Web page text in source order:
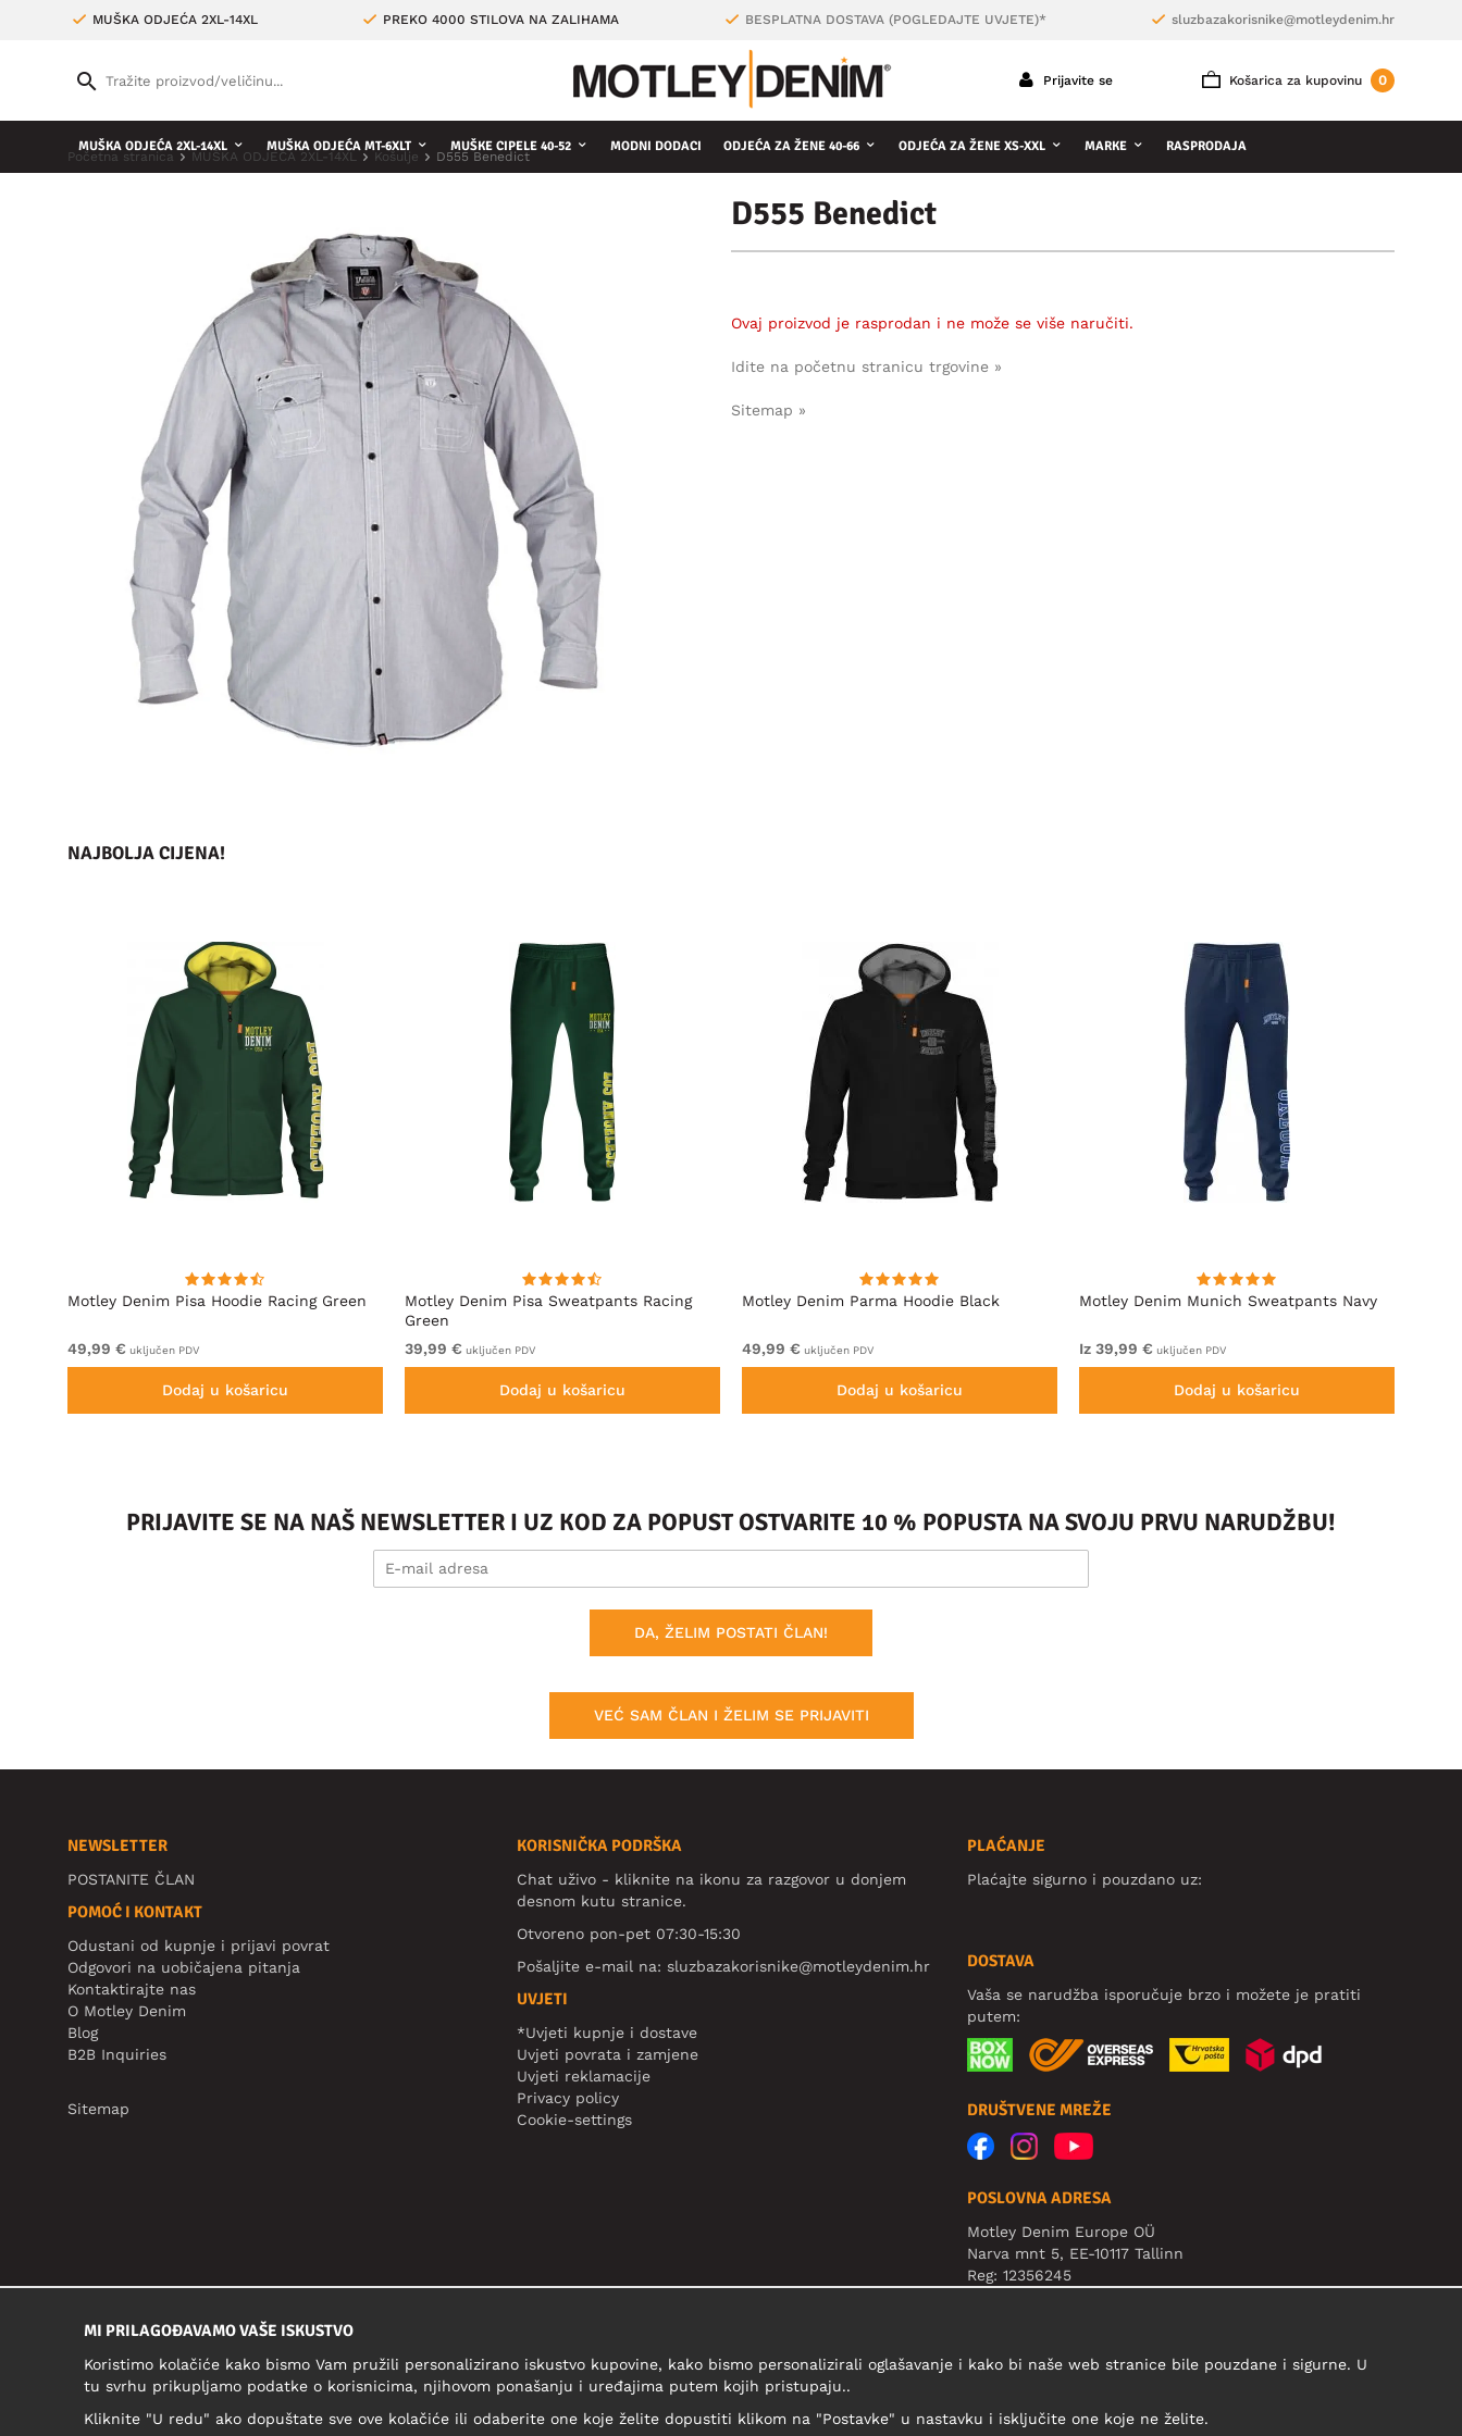
MUŠKA ODJEĆA 2XL-14XL PREKO 4000 STILOVA NA ZALIHAMA BESPLATNA DOSTAVA (POGLEDAJTE UVJETE)* sluzbazakorisnike@motleydenim.hr
Košarica za kupovinu 0
Prijavite se
MUŠKA ODJEĆA 2XL-14XL MUŠKA ODJEĆA MT-6XLT MUŠKE CIPELE 40-52 MODNI DODACI ODJEĆA ZA ŽENE 40-66 ODJEĆA ZA ŽENE XS-XXL MARKE RASPRODAJA
Početna stranica MUŠKA ODJEĆA 2XL-14XL Košulje D555 Benedict
D555 Benedict
Ovaj proizvod je rasprodan i ne može se više naručiti.
Idite na početnu stranicu trgovine »
Sitemap »
NAJBOLJA CIJENA!
Motley Denim Pisa Hoodie Racing Green
49,99 € uključen PDV
Dodaj u košaricu
Motley Denim Pisa Sweatpants Racing
Green
39,99 € uključen PDV
Dodaj u košaricu
Motley Denim Parma Hoodie Black
49,99 € uključen PDV
Dodaj u košaricu
Motley Denim Munich Sweatpants Navy
Iz 39,99 € uključen PDV
Dodaj u košaricu
PRIJAVITE SE NA NAŠ NEWSLETTER I UZ KOD ZA POPUST OSTVARITE 10 % POPUSTA NA SVOJU PRVU NARUDŽBU!
DA, ŽELIM POSTATI ČLAN!
VEĆ SAM ČLAN I ŽELIM SE PRIJAVITI
NEWSLETTER
POSTANITE ČLAN
POMOĆ I KONTAKT
Odustani od kupnje i prijavi povrat
Odgovori na uobičajena pitanja
Kontaktirajte nas
O Motley Denim
Blog
B2B Inquiries
Sitemap
KORISNIČKA PODRŠKA
Chat uživo - kliknite na ikonu za razgovor u donjem
desnom kutu stranice.
Otvoreno pon-pet 07:30-15:30
Pošaljite e-mail na:sluzbazakorisnike@motleydenim.hr
UVJETI
*Uvjeti kupnje i dostave
Uvjeti povrata i zamjene
Uvjeti reklamacije
Privacy policy
Cookie-settings
PLAĆANJE
Plaćajte sigurno i pouzdano uz:
DOSTAVA
Vaša se narudžba isporučuje brzo i možete je pratiti
putem:
DRUŠTVENE MREŽE
POSLOVNA ADRESA
Motley Denim Europe OÜ
Narva mnt 5, EE-10117 Tallinn
Reg: 12356245
MI PRILAGOĐAVAMO VAŠE ISKUSTVO
Koristimo kolačiće kako bismo Vam pružili personalizirano iskustvo kupovine, kako bismo personalizirali oglašavanje i kako bi naše web stranice bile pouzdane i sigurne. U
tu svrhu prikupljamo podatke o korisnicima, njihovom ponašanju i uređajima putem kojih pristupaju..
Kliknite "U redu" ako dopuštate sve ove kolačiće ili odaberite one koje želite dopustiti klikom na "Postavke" u nastavku i isključite one koje ne želite.